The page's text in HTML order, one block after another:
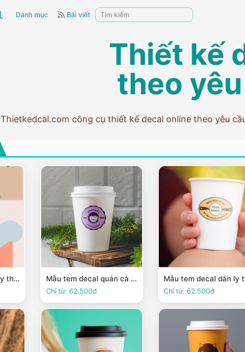
Danh mục Bài viết
Thiết kế
theo
Thietkedcal.com công cụ thiết kế decal online theo yêu
Mẫu tem decal dán ly thiết kế màu sắc nổi bật và trẻ trung Mẫu tem decal quán cà phê thiết kế khuôn mặt dễ thương
Chỉ từ: 62.500đ Chỉ từ: 62.500đ